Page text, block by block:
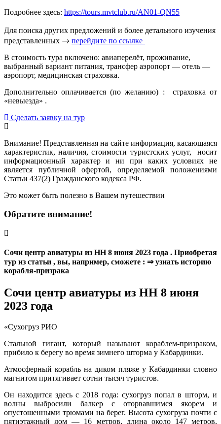
Подробнее здесь: https://tours.mvtclub.ru/AN01-QN55
Для поиска других предложений и более детального изучения
представленных → перейдите по ссылке
В стоимость тура включено: авиаперелёт, проживание,
выбранный вариант питания, трансфер аэропорт — отель —
аэропорт, медицинская страховка.
Дополнительно оплачивается (по желанию) : страховка от
«невыезда» .
Сделать заявку на тур
Внимание! Представленная на сайте информация, касающаяся
характеристик, наличия, стоимости туристских услуг, носит
информационный характер и ни при каких условиях не
является публичной офертой, определяемой положениями
Статьи 437(2) Гражданского кодекса РФ.
Это может быть полезно в Вашем путешествии
Обратите внимание!
Сочи центр авиатуры из НН 8 июня 2023 года . Приобретая
тур из статьи , вы, например, сможете : ⇒ узнать историю
корабля-призрака
Сочи центр авиатуры из НН 8 июня
2023 года
«Сухогруз РИО
Стальной гигант, который называют кораблем-призраком,
прибило к берегу во время зимнего шторма у Кабардинки.
Атмосферный корабль на диком пляже у Кабардинки словно
магнитом притягивает сотни тысяч туристов.
Он находится здесь с 2018 года: сухогруз попал в шторм, и
волны выбросили балкер с оторвавшимся якорем и
опустошенными трюмами на берег. Высота сухогруза почти с
пятиэтажный дом — 16 метров, длина около 147 метров,